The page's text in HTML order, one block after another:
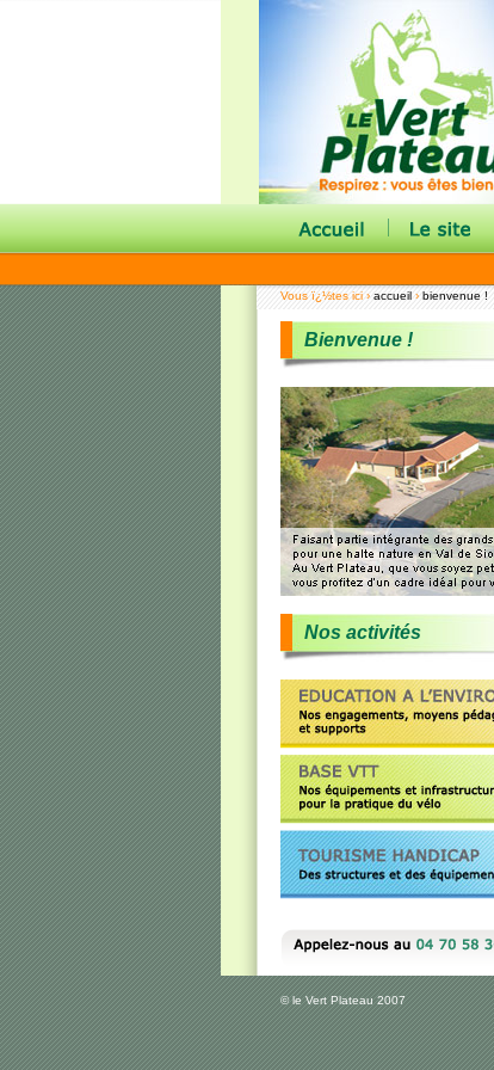
Vous ï¿½tes ici › accueil › bienvenue !
Bienvenue !
Nos activités
© le Vert Plateau 2007
|